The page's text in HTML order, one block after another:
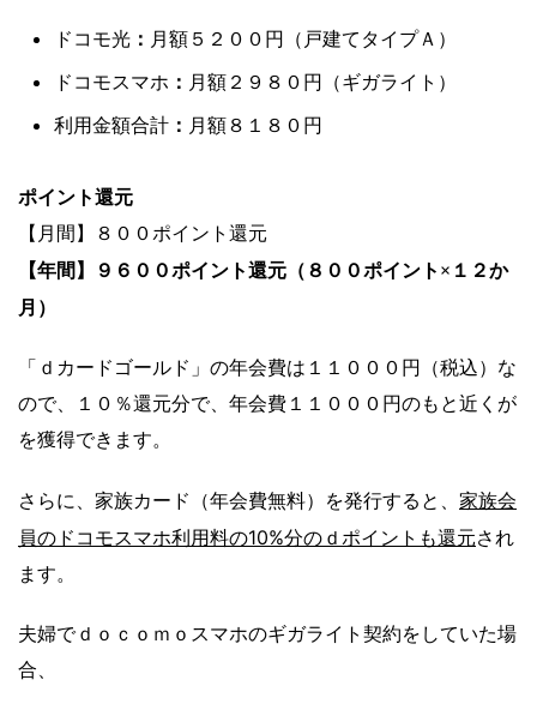
ドコモ光 ： 月額５２００円（戸建てタイプＡ）
ドコモスマホ ： 月額２９８０円（ギガライト）
利用金額合計 ： 月額８１８０円
ポイント還元
【月間】８００ポイント還元
【年間】９６００ポイント還元（８００ポイント×１２か
月）
「ｄカードゴールド」の年会費は１１０００円（税込）な
ので、１０％還元分で、年会費１１０００円のもと近くが
を獲得できます。
さらに、家族カード（年会費無料）を発行すると、 家族会
員のドコモスマホ利用料の10%分のｄポイントも還元され
ます。
夫婦でｄｏｃｏｍｏスマホのギガライト契約をしていた場
合、